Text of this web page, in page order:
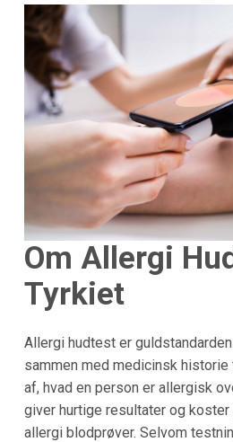
Om Allergi
Tyrkiet
Allergi hudtest er
sammen med medicinsk
af, hvad en person er allergisk
giver hurtige resultater og
allergi blodprøver. Selvom